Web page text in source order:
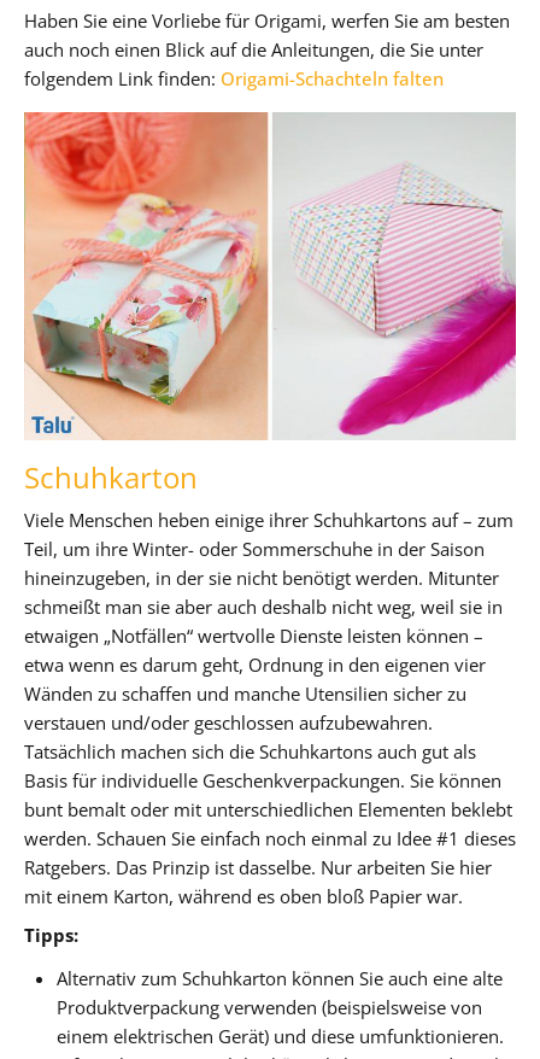
Haben Sie eine Vorliebe für Origami, werfen Sie am besten
auch noch einen Blick auf die Anleitungen, die Sie unter
folgendem Link finden: Origami-Schachteln falten
Schuhkarton
Viele Menschen heben einige ihrer Schuhkartons auf – zum
Teil, um ihre Winter- oder Sommerschuhe in der Saison
hineinzugeben, in der sie nicht benötigt werden. Mitunter
schmeißt man sie aber auch deshalb nicht weg, weil sie in
etwaigen „Notfällen“ wertvolle Dienste leisten können –
etwa wenn es darum geht, Ordnung in den eigenen vier
Wänden zu schaffen und manche Utensilien sicher zu
verstauen und/oder geschlossen aufzubewahren.
Tatsächlich machen sich die Schuhkartons auch gut als
Basis für individuelle Geschenkverpackungen. Sie können
bunt bemalt oder mit unterschiedlichen Elementen beklebt
werden. Schauen Sie einfach noch einmal zu Idee #1 dieses
Ratgebers. Das Prinzip ist dasselbe. Nur arbeiten Sie hier
mit einem Karton, während es oben bloß Papier war.
Tipps:
Alternativ zum Schuhkarton können Sie auch eine alte
Produktverpackung verwenden (beispielsweise von
einem elektrischen Gerät) und diese umfunktionieren.